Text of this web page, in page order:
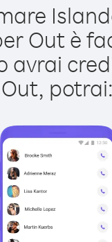
Out è
avrai
Out, potrai: